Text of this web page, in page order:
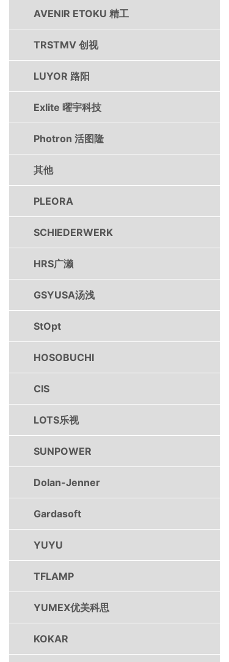
AVENIR ETOKU 精工
TRSTMV 创视
LUYOR 路阳
Exlite 曜宇科技
Photron 活图隆
其他
PLEORA
SCHIEDERWERK
HRS广濑
GSYUSA汤浅
StOpt
HOSOBUCHI
CIS
LOTS乐视
SUNPOWER
Dolan-Jenner
Gardasoft
YUYU
TFLAMP
YUMEX优美科思
KOKAR